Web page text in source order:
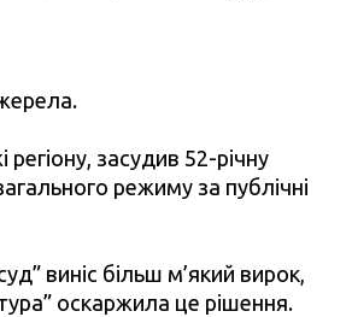
засудив 52-річну
режиму за публічні
виніс більш м’який вирок,
оскаржила це рішення.